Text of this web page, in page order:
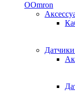
OOmron